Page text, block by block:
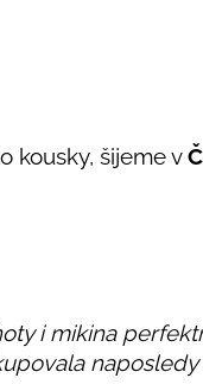
kousky, šijeme v
i mikina
naposledy